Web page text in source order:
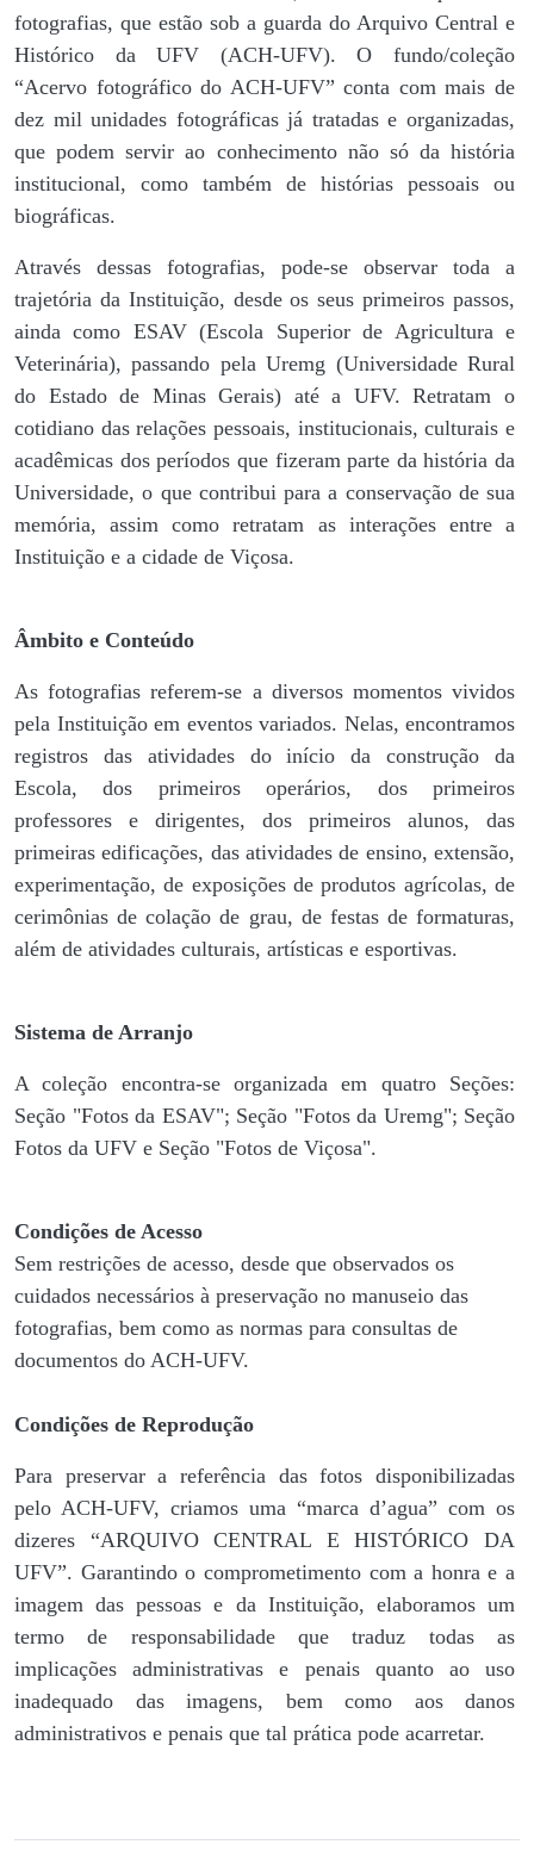
fotografias, que estão sob a guarda do Arquivo Central e
Histórico da UFV (ACH-UFV). O fundo/coleção
“Acervo fotográfico do ACH-UFV” conta com mais de
dez mil unidades fotográficas já tratadas e organizadas,
que podem servir ao conhecimento não só da história
institucional, como também de histórias pessoais ou
biográficas.
Através dessas fotografias, pode-se observar toda a
trajetória da Instituição, desde os seus primeiros passos,
ainda como ESAV (Escola Superior de Agricultura e
Veterinária), passando pela Uremg (Universidade Rural
do Estado de Minas Gerais) até a UFV. Retratam o
cotidiano das relações pessoais, institucionais, culturais e
acadêmicas dos períodos que fizeram parte da história da
Universidade, o que contribui para a conservação de sua
memória, assim como retratam as interações entre a
Instituição e a cidade de Viçosa.
Âmbito e Conteúdo
As fotografias referem-se a diversos momentos vividos
pela Instituição em eventos variados. Nelas, encontramos
registros das atividades do início da construção da
Escola, dos primeiros operários, dos primeiros
professores e dirigentes, ​dos primeiros alunos, das
primeiras edificações, das atividades de ensino, extensão,
experimentação, de exposições de produtos agrícolas, de
cerimônias de colação de grau, de festas de formaturas,
além de atividades culturais, artísticas e esportivas.
Sistema de Arranjo
A coleção encontra-se organizada em quatro Seções:
Seção "Fotos da ESAV"; Seção "Fotos da Uremg"; Seção
Fotos da UFV e Seção "Fotos de Viçosa".
Condições de Acesso
Sem restrições de acesso, desde que observados os
cuidados necessários à preservação no manuseio das
fotografias, bem como as normas para consultas de
documentos do ACH-UFV.
Condições de Reprodução
Para preservar a referência das fotos disponibilizadas
pelo ACH-UFV, criamos uma “marca d’agua” com os
dizeres “ARQUIVO CENTRAL E HISTÓRICO DA
UFV”. Garantindo o comprometimento com a honra e a
imagem das pessoas e da Instituição, elaboramos um
termo de responsabilidade que traduz todas as
implicações administrativas e penais quanto ao uso
inadequado das imagens, bem como aos danos
administrativos e penais que tal prática pode acarretar.